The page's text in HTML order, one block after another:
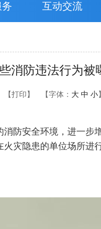
互动交流
消防违法行为被
【打印】 【字体： 大 中 小】
安全环境，进一步
灾隐患的单位场所进